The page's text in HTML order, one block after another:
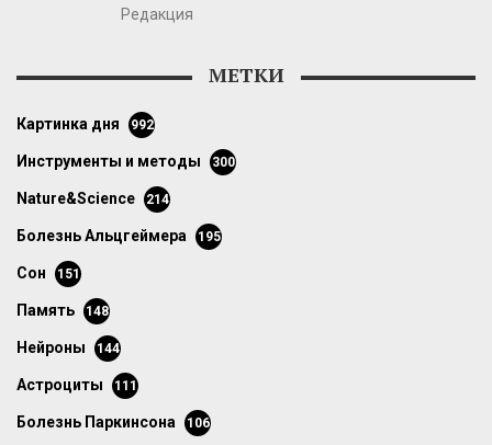
Редакция
МЕТКИ
картинка дня 992
инструменты и методы 300
Nature&Science 214
болезнь Альцгеймера 195
сон 151
память 148
нейроны 144
астроциты 111
болезнь Паркинсона 106